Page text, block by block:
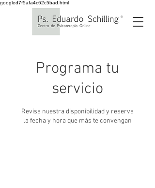
googled7f5afa4c62c5bad.html
Programa tu
servicio
Revisa nuestra disponibilidad y reserva
la fecha y hora que más te convengan